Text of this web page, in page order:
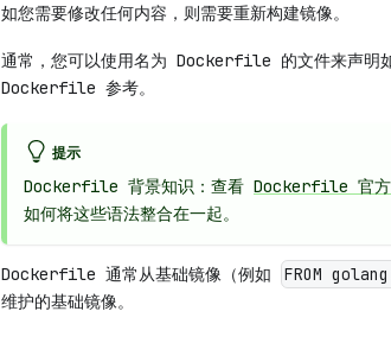
如您需要修改任何内容，则需要重新构建镜像。
通常，您可以使用名为 Dockerfile 的文件来声明
Dockerfile 参考。
提示
Dockerfile 背景知识：查看 Dockerfile 官方
如何将这些语法整合在一起。
Dockerfile 通常从基础镜像（例如 FROM
维护的基础镜像。